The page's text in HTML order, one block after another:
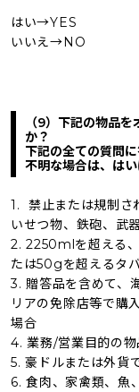
はい→YES
いいえ→NO
（9）下記の物品
か？
下記の全ての質問
不明な場合は、はい
1. 禁止または規制さ
いせつ物、鉄砲、武
2. 2250mlを超える
たは50gを超えるタ
3. 贈答品を含めて、
リアの免除店等で購
場合
4. 業務/営業目的の物
5. 豪ドルまたは外
6. 食肉、家禽類、魚